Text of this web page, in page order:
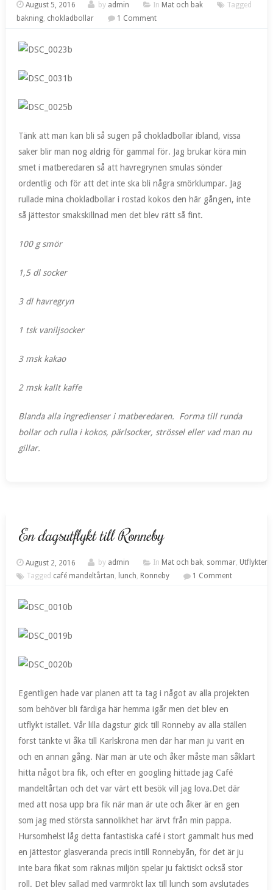
August 5, 2016 by admin In Mat och bak
Tagged
bakning, chokladbollar 1 Comment
Tänk att man kan bli så sugen på chokladbollar ibland, vissa
saker blir man nog aldrig för gammal för. Jag brukar köra min
smet i matberedaren så att havregrynen smulas sönder
ordentlig och för att det inte ska bli några smörklumpar. Jag
rullade mina chokladbollar i rostad kokos den här gången, inte
så jättestor smakskillnad men det blev rätt så fint.
100 g smör
1,5 dl socker
3 dl havregryn
1 tsk vaniljsocker
3 msk kakao
2 msk kallt kaffe
Blanda alla ingredienser i matberedaren. Forma till runda
bollar och rulla i kokos, pärlsocker, strössel eller vad man nu
gillar.
En dagsutflykt till Ronneby
August 2, 2016 by admin In Mat och bak, sommar, Utflykter
Tagged café mandeltårtan, lunch, Ronneby 1 Comment
Egentligen hade var planen att ta tag i något av alla projekten
som behöver bli färdiga här hemma igår men det blev en
utflykt istället. Vår lilla dagstur gick till Ronneby av alla ställen
först tänkte vi åka till Karlskrona men där har man ju varit en
och en annan gång. När man är ute och åker måste man såklart
hitta något bra fik, och efter en googling hittade jag Café
mandeltårtan och det var värt ett besök vill jag lova.Det där
med att nosa upp bra fik när man är ute och åker är en gen
som jag med största sannolikhet har ärvt från min pappa.
Hursomhelst låg detta fantastiska café i stort gammalt hus med
en jättestor glasveranda precis intill Ronnebyån, för det är ju
inte bara fikat som räknas miljön spelar ju faktiskt också stor
roll. Det blev sallad med varmrökt lax till lunch som avslutades